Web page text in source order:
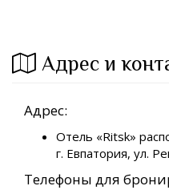
Адрес и
Адрес:
Отель «Ritsk»
г. Евпатория, ул.
Телефоны для